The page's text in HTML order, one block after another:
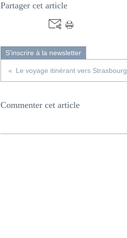
Partager cet article
S'inscrire à la newsletter
Le voyage itinérant vers Strasbourg
Commenter cet article